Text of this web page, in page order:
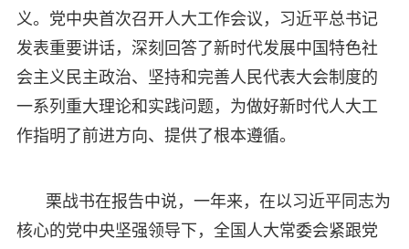
义。党中央首次召开人大工作会议，习近平总书记
发表重要讲话，深刻回答了新时代发展中国特色社
会主义民主政治、坚持和完善人民代表大会制度的
一系列重大理论和实践问题，为做好新时代人大工
作指明了前进方向、提供了根本遵循。
栗战书在报告中说，一年来，在以习近平同志为
核心的党中央坚强领导下，全国人大常委会紧跟党